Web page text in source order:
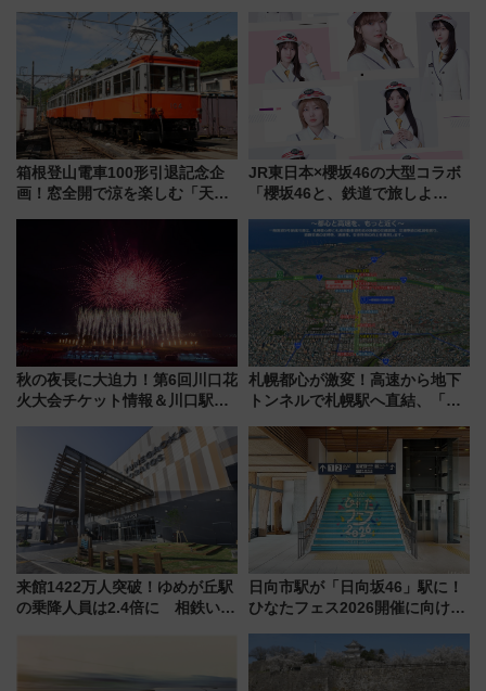
箱根登山電車100形引退記念企
画！窓全開で涼を楽しむ「天然
JR東日本×櫻坂46の大型コラボ
「櫻坂46と、鉄道で旅しよ
潟・長野・庄内へ
秋の夜長に大迫力！第6回川口花
火大会チケット情報＆川口駅か
札幌都心が激変！高速から地下
トンネルで札幌駅へ直結、「創
から本格着工、延長4.8km整備
事業の全貌
来館1422万人突破！ゆめが丘駅
の乗降人員は2.4倍に 相鉄いず
日向市駅が「日向坂46」駅に！
ひなたフェス2026開催に向けJR
全力応援 夜行列車「ドリーム
おひさま号」も走る